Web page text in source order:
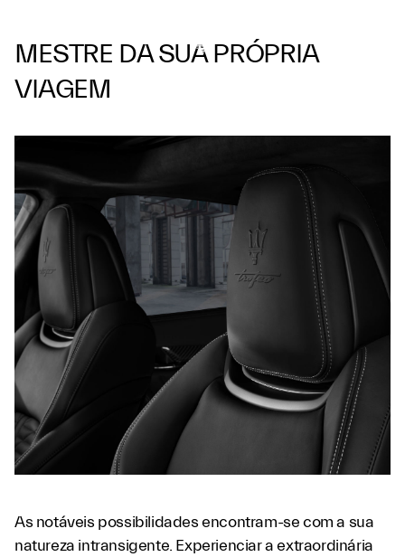
MESTRE DA SUA PRÓPRIA
VIAGEM
As notáveis possibilidades encontram-se com a sua
natureza intransigente. Experienciar a extraordinária